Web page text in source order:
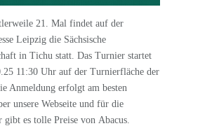
21. Mal findet auf der
Leipzig die Sächsische
in Tichu statt. Das Turnier startet
11:30 Uhr auf der Turnierfläche der
Anmeldung erfolgt am besten
unsere Webseite und für die
gibt es tolle Preise von Abacus.